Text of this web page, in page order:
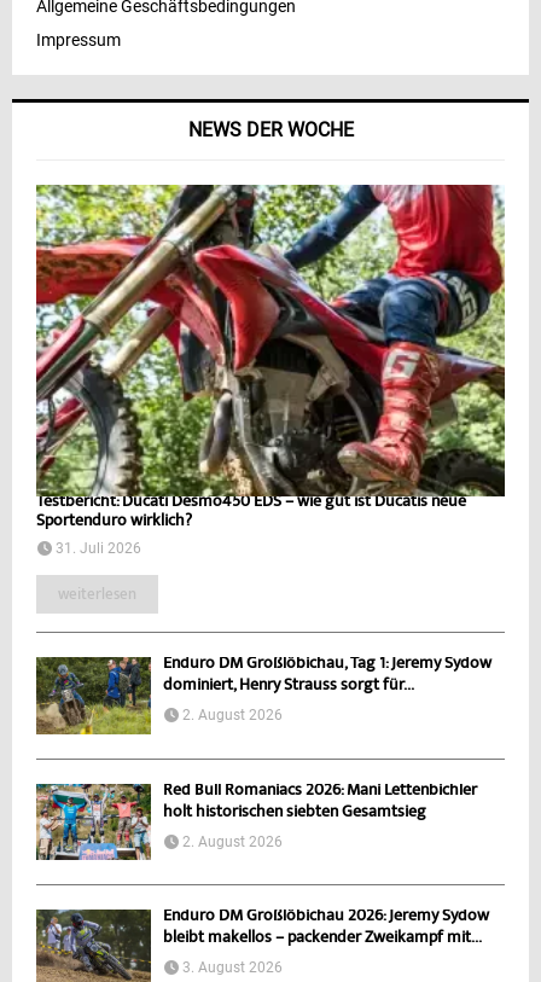
NEWS DER WOCHE
Testbericht: Ducati Desmo450 EDS – wie gut ist Ducatis neue
Sportenduro wirklich?
31. Juli 2026
weiterlesen
Enduro DM Großlöbichau, Tag 1: Jeremy Sydow
dominiert, Henry Strauss sorgt für...
2. August 2026
Red Bull Romaniacs 2026: Mani Lettenbichler
holt historischen siebten Gesamtsieg
2. August 2026
Enduro DM Großlöbichau 2026: Jeremy Sydow
bleibt makellos – packender Zweikampf mit...
3. August 2026
Allgemeine Geschäftsbedingungen
Impressum